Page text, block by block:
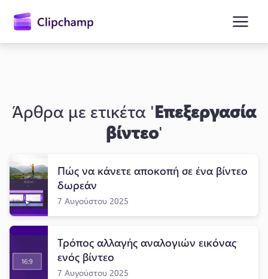
περιεχόμενο
Είσοδος
Δωρεάν δοκιμή
Άρθρα με ετικέτα 'Επεξεργασία
βίντεο'
Πώς να κάνετε αποκοπή σε ένα βίντεο
δωρεάν
7 Αυγούστου 2025
Τρόπος αλλαγής αναλογιών εικόνας
ενός βίντεο
7 Αυγούστου 2025